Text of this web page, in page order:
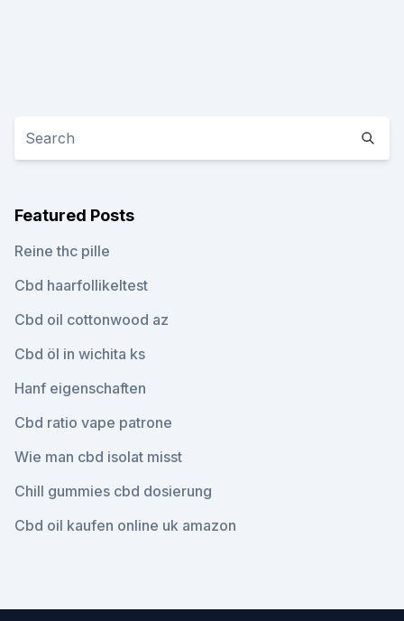
Featured Posts
Reine thc pille
Cbd haarfollikeltest
Cbd oil cottonwood az
Cbd öl in wichita ks
Hanf eigenschaften
Cbd ratio vape patrone
Wie man cbd isolat misst
Chill gummies cbd dosierung
Cbd oil kaufen online uk amazon